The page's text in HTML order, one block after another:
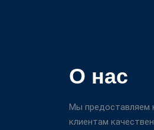
О нас
Мы предоставляем
клиентам